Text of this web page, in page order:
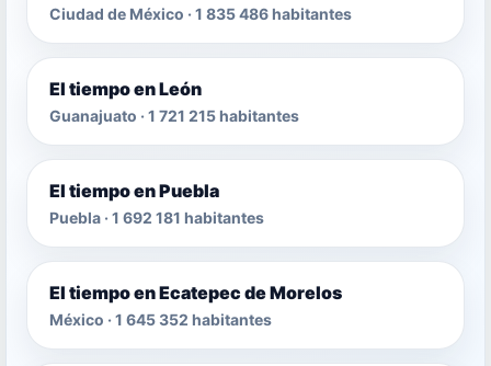
Ciudad de México · 1 835 486 habitantes
El tiempo en León
Guanajuato · 1 721 215 habitantes
El tiempo en Puebla
Puebla · 1 692 181 habitantes
El tiempo en Ecatepec de Morelos
México · 1 645 352 habitantes